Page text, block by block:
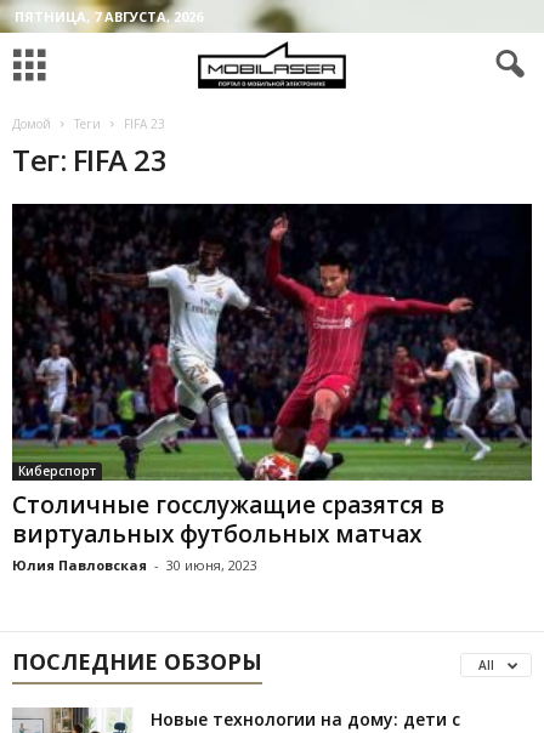
ПЯТНИЦА, 7 АВГУСТА, 2026
Домой Теги FIFA 23
Тег: FIFA 23
Киберспорт
Столичные госслужащие сразятся в
виртуальных футбольных матчах
Юлия Павловская - 30 июня, 2023
ПОСЛЕДНИЕ ОБЗОРЫ All
Новые технологии на дому: дети с